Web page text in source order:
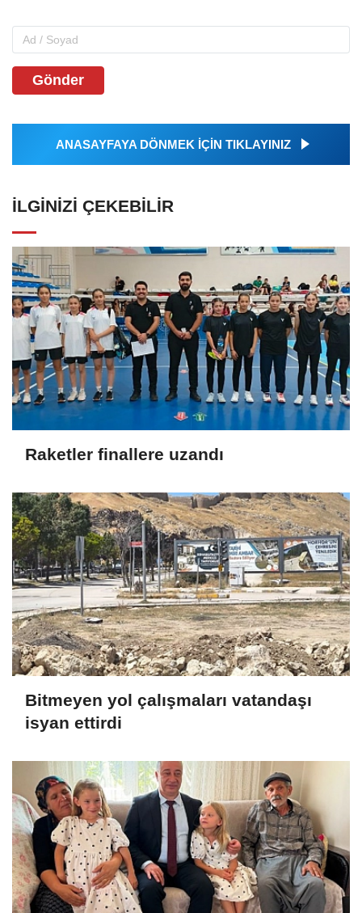
Gönder
ANASAYFAYA DÖNMEK İÇİN TIKLAYINIZ
İLGINIZI ÇEKEBILIR
Raketler finallere uzandı
Bitmeyen yol çalışmaları vatandaşı
isyan ettirdi